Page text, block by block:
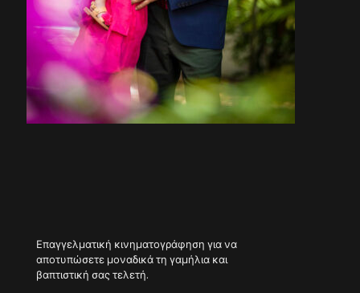
Επαγγελματική κινηματογράφηση για να
αποτυπώσετε μοναδικά τη γαμήλια και
βαπτιστική σας τελετή.